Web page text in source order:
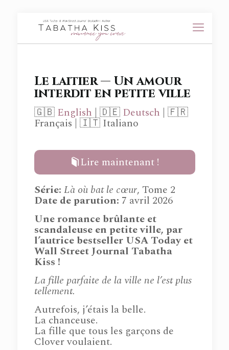
Le laitier — Un amour
interdit en petite ville
🇬🇧 English | 🇩🇪 Deutsch | 🇫🇷
Français | 🇮🇹 Italiano
Lire maintenant !
Série: Là où bat le cœur, Tome 2
Date de parution: 7 avril 2026
Une romance brûlante et
scandaleuse en petite ville, par
l’autrice bestseller USA Today et
Wall Street Journal Tabatha
Kiss !
La fille parfaite de la ville ne l’est plus
tellement.
Autrefois, j’étais la belle.
La chanceuse.
La fille que tous les garçons de
Clover voulaient.